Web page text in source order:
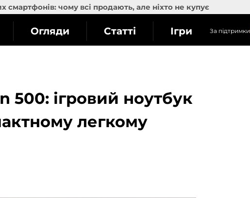
смартфонів: чому всі продають, але ніхто не купує
Огляди Статті Ігри За підтримки
500: ігровий ноутбук
легкому